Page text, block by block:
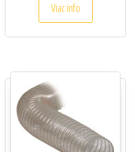
Viac info